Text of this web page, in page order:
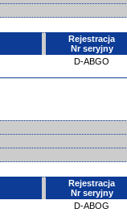
Rejestracja
Nr seryjny
D-ABGO
Rejestracja
Nr seryjny
D-ABOG